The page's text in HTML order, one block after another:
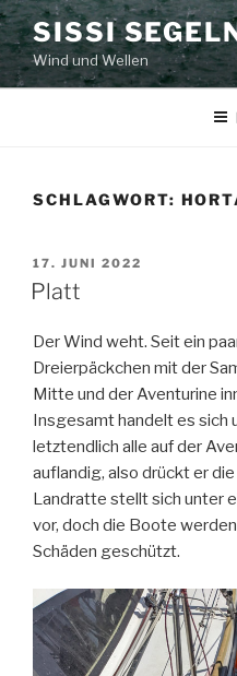
Zum
Inhalt
springen
SISSI
Wind und Wellen
SCHLAGWORT:
VERÖFFENTLICHT
AM
17. JUNI 2022
Platt
Der Wind weht. Seit ein
Dreierpäckchen mit der
Mitte und der Aventurine
Insgesamt handelt es sich
letztendlich alle auf der
auflandig, also drückt er
Landratte stellt sich unter
vor, doch die Boote
Schäden geschützt.